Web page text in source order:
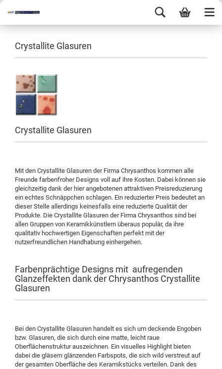
Crystallite Glasuren
Crystallite Glasuren
Mit den Crystallite Glasuren der Firma Chrysanthos kommen alle
Freunde farbenfroher Designs voll auf ihre Kosten. Dabei können sie
gleichzeitig dank der hier angebotenen attraktiven Preisreduzierung
ein echtes Schnäppchen schlagen. Ein reduzierter Preis bedeutet an
dieser Stelle allerdings keinesfalls eine reduzierte Qualität der
Produkte. Die Crystallite Glasuren der Firma Chrysanthos sind bei
allen Gruppen von Keramikkünstlern überaus populär, da ihre
qualitativ hochwertigen Eigenschaften perfekt mit der
nutzerfreundlichen Handhabung einhergehen.
Farbenprächtige Designs mit aufregenden
Glanzeffekten dank der Chrysanthos Crystallite
Glasuren
Bei den Crystallite Glasuren handelt es sich um deckende Engoben
bzw. Glasuren, die sich durch eine matte, leicht raue
Oberflächenstruktur auszeichnen. Ein visuelles Highlight bieten
dabei die gläsern glänzenden Farbspots, die sich wild verstreut auf
der gesamten Oberfläche des Keramikstücks verteilen. Dank des